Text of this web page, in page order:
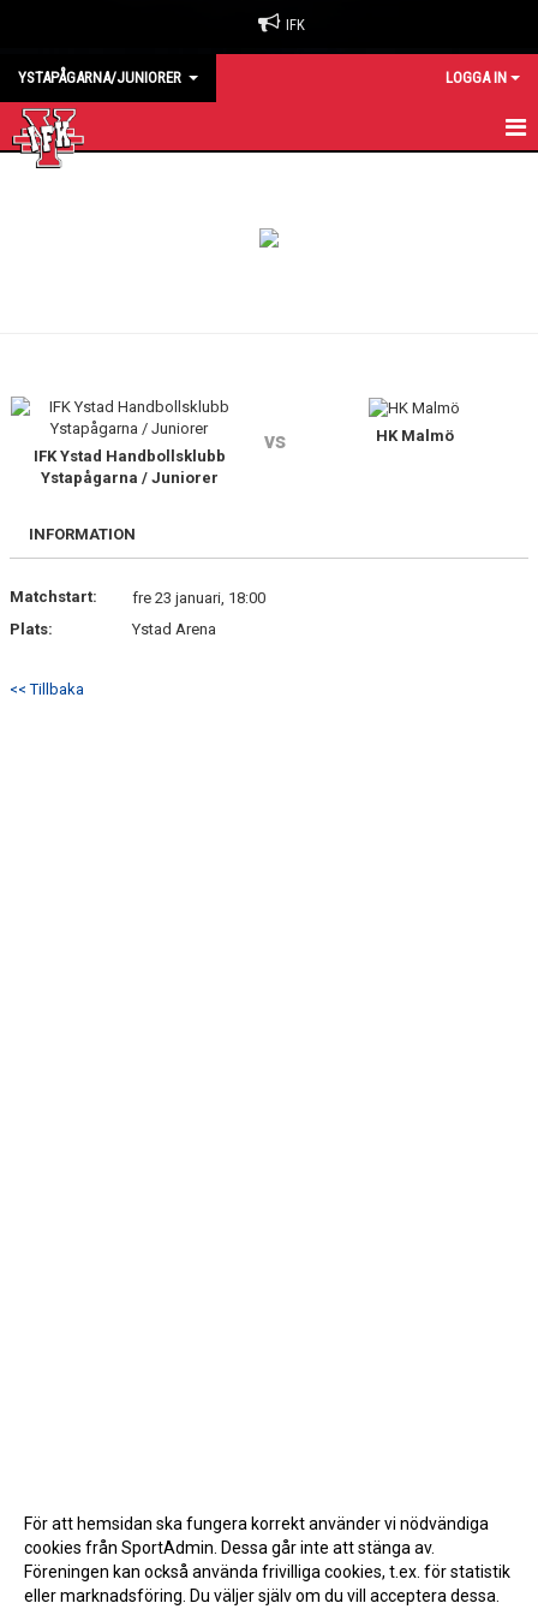
IFK
YSTAPÅGARNA/JUNIORER LOGGA IN
IFK Ystad Handbollsklubb
Ystapågarna / Juniorer
vs HK Malmö
INFORMATION
Matchstart:
fre 23 januari, 18:00
Plats:
Ystad Arena
<< Tillbaka
För att hemsidan ska fungera korrekt använder vi nödvändiga
cookies från SportAdmin. Dessa går inte att stänga av.
Föreningen kan också använda frivilliga cookies, t.ex. för statistik
eller marknadsföring. Du väljer själv om du vill acceptera dessa.